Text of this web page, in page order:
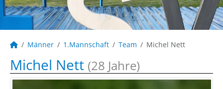
Männer 1.Mannschaft Team Michel Nett
Michel Nett (28 Jahre)